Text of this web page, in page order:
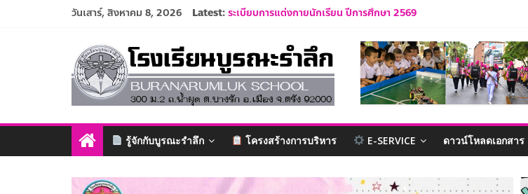
วันเสาร์, สิงหาคม 8, 2026 Latest:ระเบียบการแต่งกายนักเรียน ปีการศึกษา 2569
รายชื่อนักเรียน ปีการศึกษา 2569
ปฏิทินโรงเรียนบูรณะรำลึก ปีการศึกษา 2569
ประกาศรับสมัครครูและบุคลากร ปีการศึกษา 2569
โรงเรียน
บูรณะ
รำลึก
ดี
รู้จักกับบูรณะรำลึก โครงสร้างการบริหาร E-SERVICE ดาวน์โหลดเอกสาร